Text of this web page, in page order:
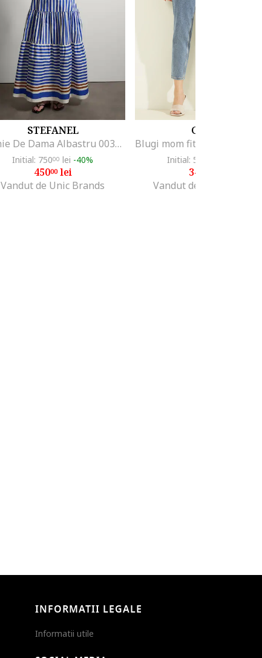
STEFANEL
Rochie De Dama Albastru 003571127
Initial: 75000 lei -40%
45000lei
Vandut de Unic Brands
GUESS
Initial: 513
349
Vandut de Fashion Days
INFORMATII LEGALE
Informatii utile